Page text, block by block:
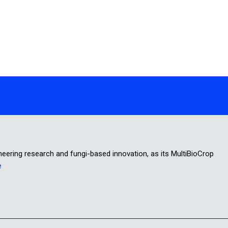
research and fungi-based innovation, as its MultiBioCrop